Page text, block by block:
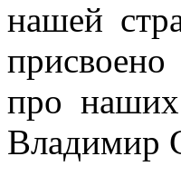
нашей
про наших
Владимир